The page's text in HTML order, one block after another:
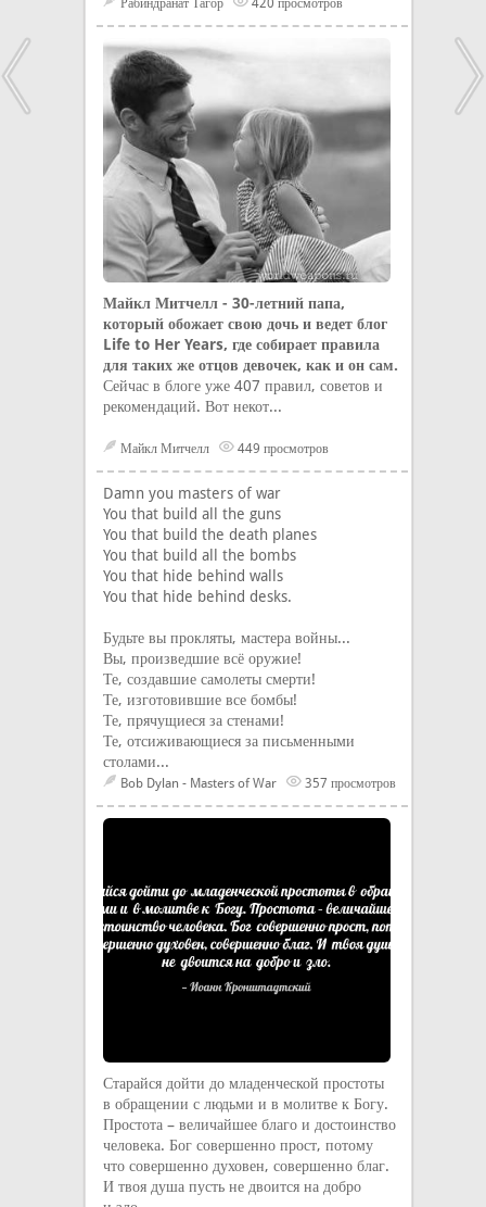
Рабиндранат Тагор 420 просмотров
Майкл Митчелл - 30-летний папа,
который обожает свою дочь и ведет блог
Life to Her Years, где собирает правила
для таких же отцов девочек, как и он сам.
Сейчас в блоге уже 407 правил, советов и
рекомендаций. Вот некот...
Майкл Митчелл 449 просмотров
Damn you masters of war
You that build all the guns
You that build the death planes
You that build all the bombs
You that hide behind walls
You that hide behind desks.
Будьте вы прокляты, мастера войны...
Вы, произведшие всё оружие!
Те, создавшие самолеты смерти!
Те, изготовившие все бомбы!
Те, прячущиеся за стенами!
Те, отсиживающиеся за письменными
столами...
Bob Dylan - Masters of War 357 просмотров
Старайся дойти до младенческой простоты
в обращении с людьми и в молитве к Богу.
Простота – величайшее благо и достоинство
человека. Бог совершенно прост, потому
что совершенно духовен, совершенно благ.
И твоя душа пусть не двоится на добро